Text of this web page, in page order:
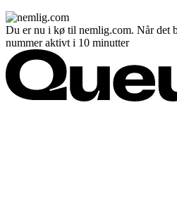
Du er nu i kø til nemlig.com. Når det
nummer aktivt i 10 minutter